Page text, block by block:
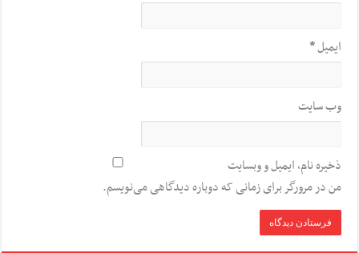
ایمیل*
وب‌ سایت
ذخیره نام، ایمیل و وبسایت
من در مرورگر برای زمانی که دوباره دیدگاهی می‌نویسم.